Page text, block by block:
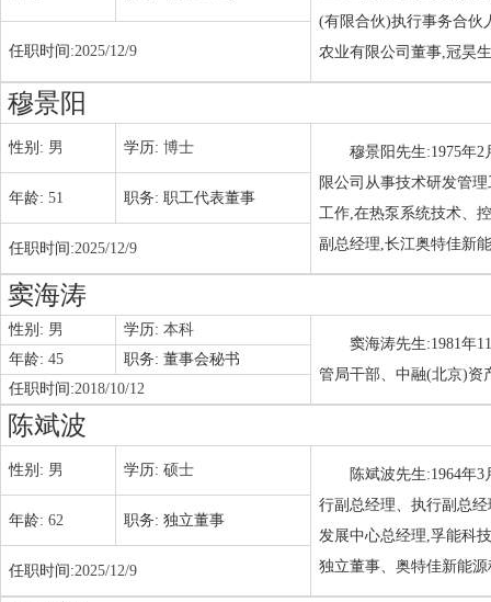
(有限合伙)执行事务合伙
农业有限公司董事,冠昊
任职时间:2025/12/9
穆景阳
性别: 男 学历: 博士
穆景阳先生:1975年
限公司从事技术研发管
工作,在热泵系统技术、
副总经理,长江奥特佳新
年龄: 51 职务: 职工代表董事
任职时间:2025/12/9
窦海涛
性别: 男 学历: 本科
窦海涛先生:1981年
管局干部、中融(北京)资
年龄: 45 职务: 董事会秘书
任职时间:2018/10/12
陈斌波
性别: 男 学历: 硕士
陈斌波先生:1964年
行副总经理、执行副总
发展中心总经理,孚能科
独立董事、奥特佳新能
年龄: 62 职务: 独立董事
任职时间:2025/12/9